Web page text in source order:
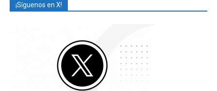
¡Síguenos en X!